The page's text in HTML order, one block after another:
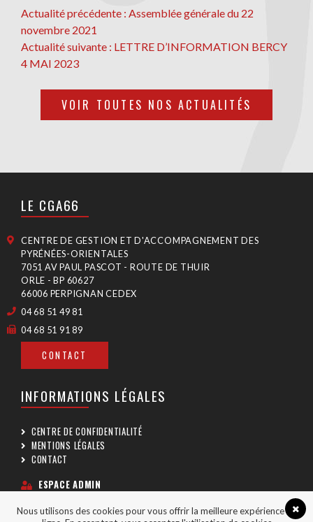
NAVIGATION
DE
L’ARTICLE
Actualité précédente : Actualité
Assemblée générale du 22
novembre 2021
Actualité suivante : Actualité
LETTRE D’INFORMATION BERCY
4 MAI 2023
VOIR TOUTES NOS ACTUALITÉS
LE CGA66
CENTRE DE GESTION ET D'ACCOMPAGNEMENT DES
PYRÉNÉES-ORIENTALES
7051 AV PAUL PASCOT - ROUTE DE THUIR
ORLE - BP 60627
66006 PERPIGNAN CEDEX
04 68 51 49 81
04 68 51 91 89
CONTACT
INFORMATIONS LÉGALES
CENTRE DE CONFIDENTIALITÉ
MENTIONS LÉGALES
CONTACT
ESPACE ADMIN
Nous utilisons des cookies pour vous offrir la meilleure expérience en